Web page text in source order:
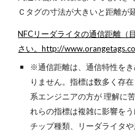
Ｃタグの寸法が大きいと距離が
NFCリーダライタの通信距離（
さい。http://
※通信距離は、通信特性を
りません。指標は数多く存
系エンジニアの方が 理解に
れらの指標は複雑に影響を
チップ種類、リーダライタ